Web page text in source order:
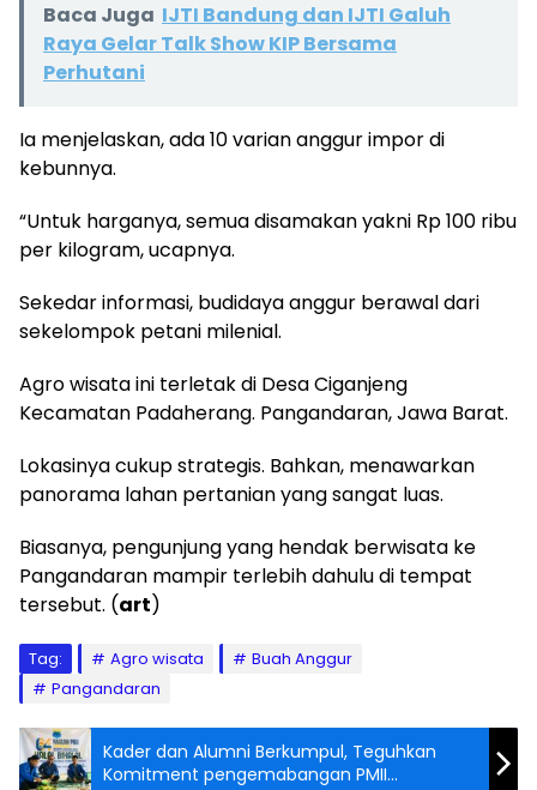
Baca Juga IJTI Bandung dan IJTI Galuh
Raya Gelar Talk Show KIP Bersama
Perhutani
Ia menjelaskan, ada 10 varian anggur impor di
kebunnya.
“Untuk harganya, semua disamakan yakni Rp 100 ribu
per kilogram, ucapnya.
Sekedar informasi, budidaya anggur berawal dari
sekelompok petani milenial.
Agro wisata ini terletak di Desa Ciganjeng
Kecamatan Padaherang. Pangandaran, Jawa Barat.
Lokasinya cukup strategis. Bahkan, menawarkan
panorama lahan pertanian yang sangat luas.
Biasanya, pengunjung yang hendak berwisata ke
Pangandaran mampir terlebih dahulu di tempat
tersebut. (art)
Tag: Agro wisata
Buah Anggur
Pangandaran
Kader dan Alumni Berkumpul, Teguhkan
Komitment pengemabangan PMII